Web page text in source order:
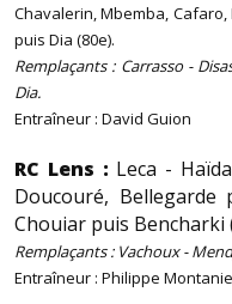
Chavalerin, Mbemba,
puis Dia (80e).
Remplaçants : Carrasso -
Dia.
Entraîneur : David Guion
RC Lens : Leca -
Doucouré, Bellegarde
Chouiar puis Bencharki
Remplaçants : Vachoux -
Entraîneur : Philippe